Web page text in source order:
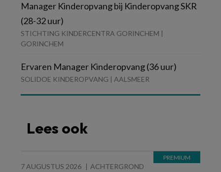
Manager Kinderopvang bij Kinderopvang SKR
(28-32 uur)
STICHTING KINDERCENTRA GORINCHEM |
GORINCHEM
Ervaren Manager Kinderopvang (36 uur)
SOLIDOE KINDEROPVANG | AALSMEER
Lees ook
7 AUGUSTUS 2026 ACHTERGROND